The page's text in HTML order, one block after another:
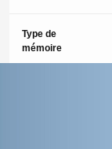
Type de
mémoire